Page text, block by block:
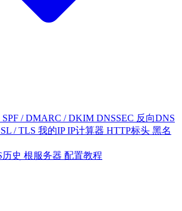
SPF / DMARC / DKIM DNSSEC 反向DNS
/ TLS 我的IPIP计算器 HTTP标头 黑名
历史 根服务器 配置教程